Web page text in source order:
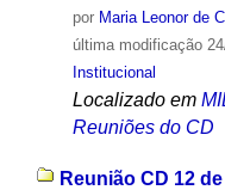
por Maria Leonor de
última modificação
Institucional
Localizado em
Reuniões do CD
Reunião CD 12